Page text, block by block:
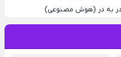
در به در (هوش مصنوعی)